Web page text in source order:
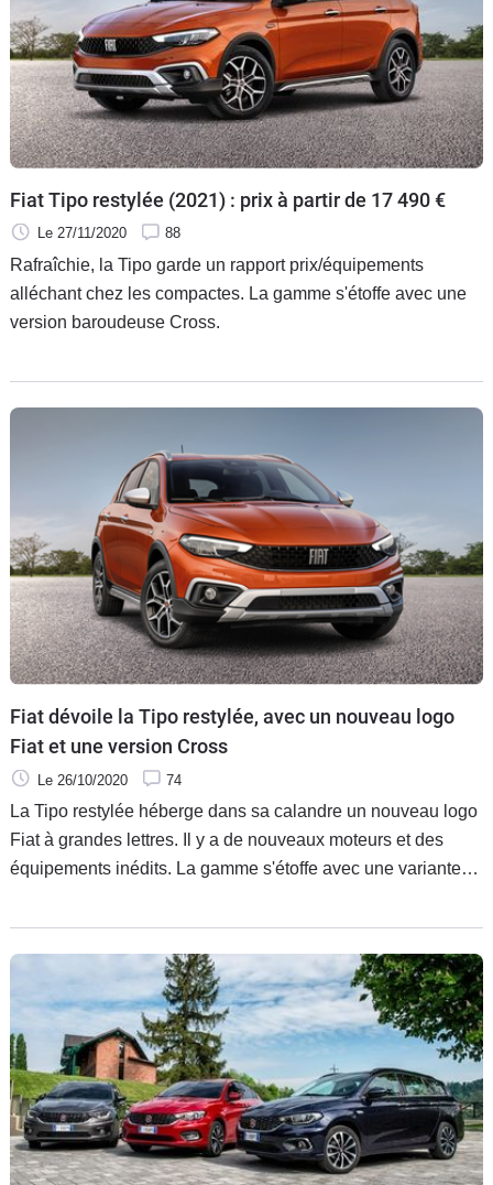
Fiat Tipo restylée (2021) : prix à partir de 17 490 €
Le 27/11/2020 88
Rafraîchie, la Tipo garde un rapport prix/équipements
alléchant chez les compactes. La gamme s'étoffe avec une
version baroudeuse Cross.
Fiat dévoile la Tipo restylée, avec un nouveau logo
Fiat et une version Cross
Le 26/10/2020 74
La Tipo restylée héberge dans sa calandre un nouveau logo
Fiat à grandes lettres. Il y a de nouveaux moteurs et des
équipements inédits. La gamme s'étoffe avec une variante